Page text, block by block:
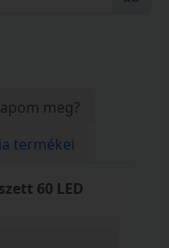
meg?
termékei
60 LED